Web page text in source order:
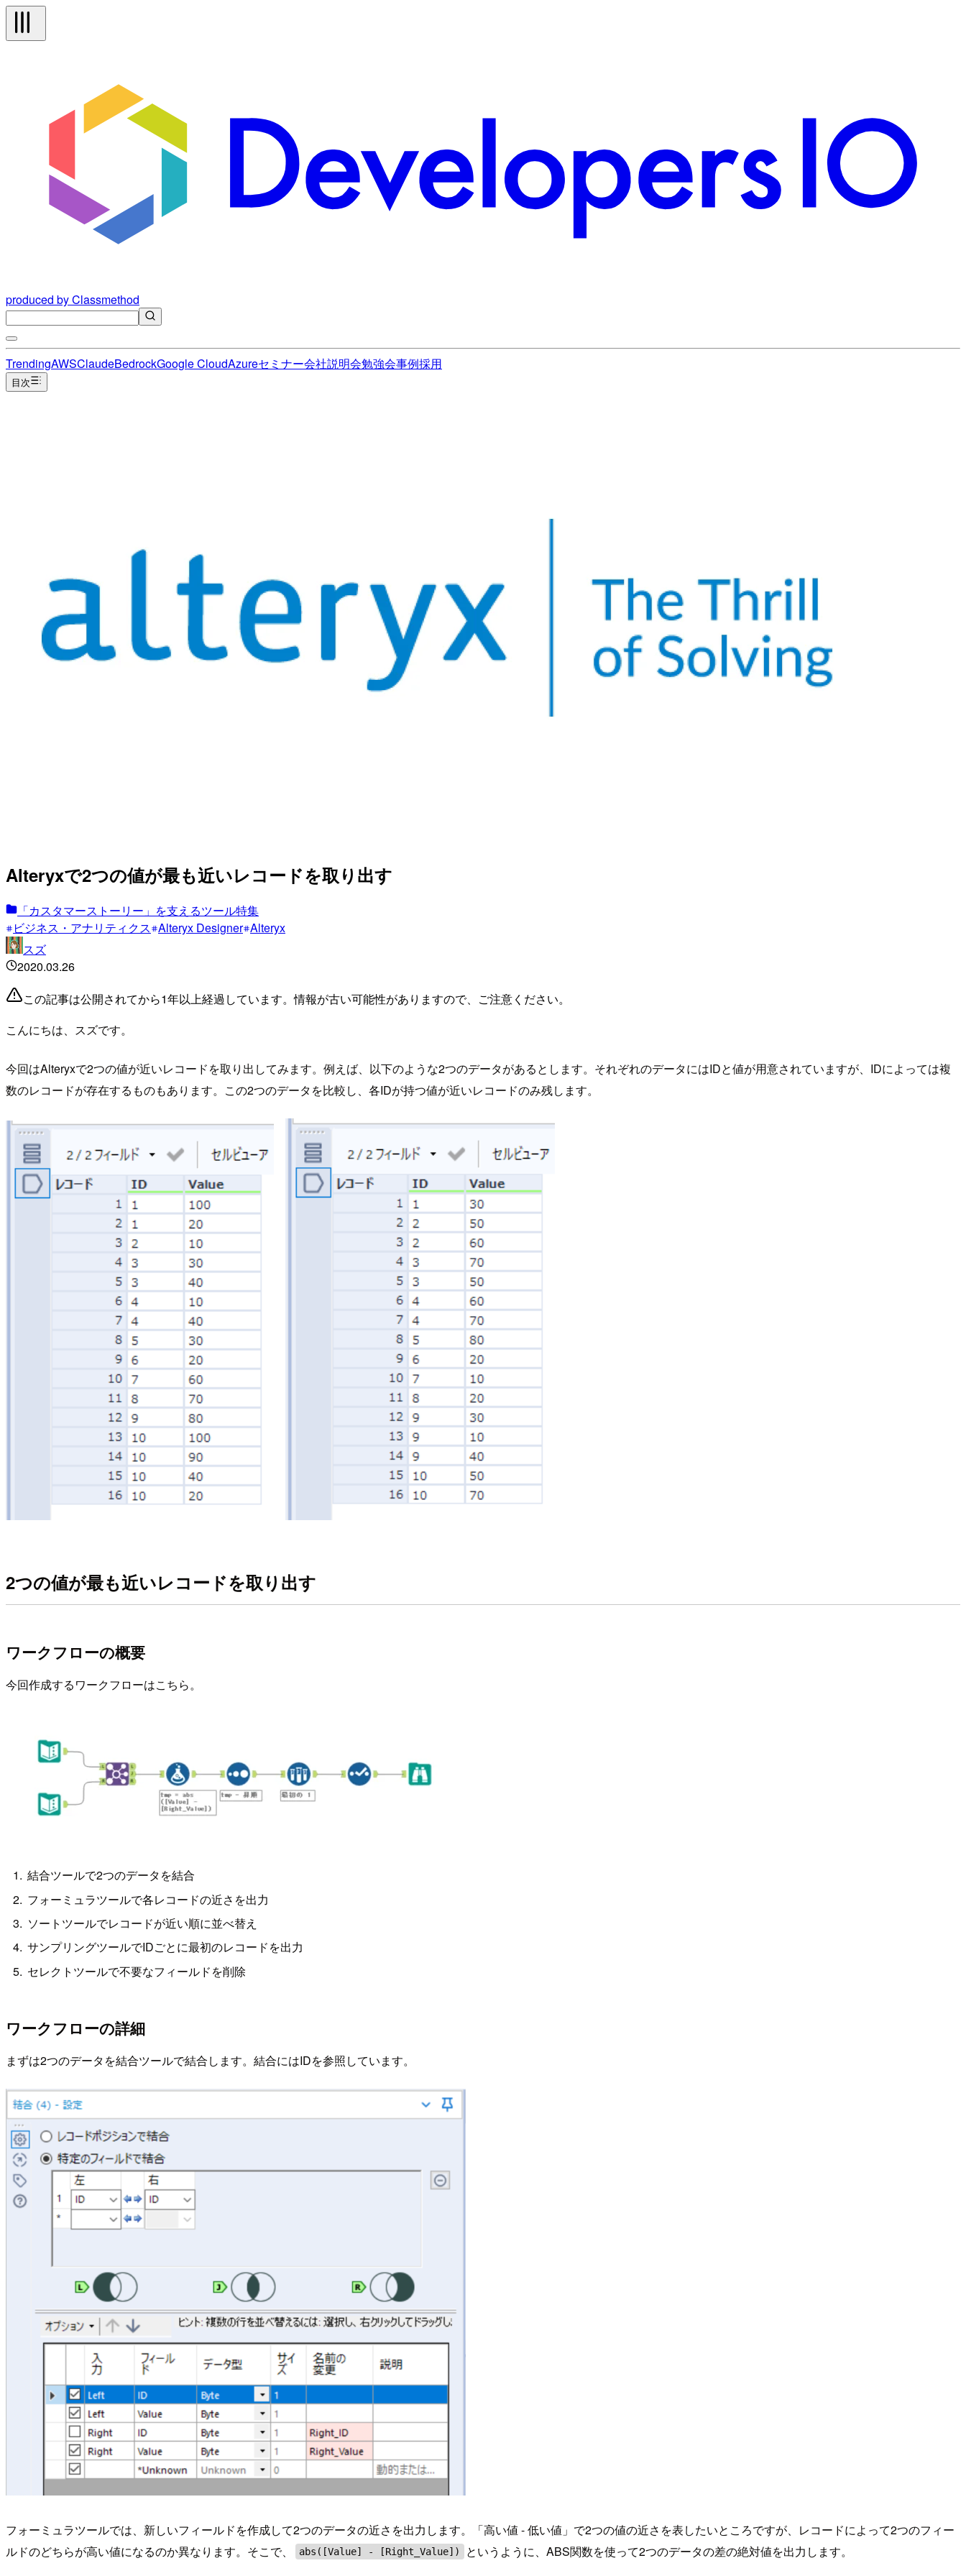
produced by Classmethod
TrendingAWSClaudeBedrockGoogle CloudAzureセミナー会社説明会勉強会事例採用
目次
Alteryxで2つの値が最も近いレコードを取り出す
「カスタマーストーリー」を支えるツール特集
ビジネス・アナリティクス Alteryx Designer Alteryx
スズ
2020.03.26
この記事は公開されてから1年以上経過しています。情報が古い可能性がありますので、ご注意ください。
こんにちは、スズです。
今回はAlteryxで2つの値が近いレコードを取り出してみます。例えば、以下のような2つのデータがあるとします。それぞれのデータにはIDと値が用意されていますが、IDによっては複
数のレコードが存在するものもあります。この2つのデータを比較し、各IDが持つ値が近いレコードのみ残します。
2つの値が最も近いレコードを取り出す
ワークフローの概要
今回作成するワークフローはこちら。
結合ツールで2つのデータを結合
フォーミュラツールで各レコードの近さを出力
ソートツールでレコードが近い順に並べ替え
サンプリングツールでIDごとに最初のレコードを出力
セレクトツールで不要なフィールドを削除
ワークフローの詳細
まずは2つのデータを結合ツールで結合します。結合にはIDを参照しています。
フォーミュラツールでは、新しいフィールドを作成して2つのデータの近さを出力します。「高い値 - 低い値」で2つの値の近さを表したいところですが、レコードによって2つのフィー
ルドのどちらが高い値になるのか異なります。そこで、
abs([Value] - [Right_Value]) というように、ABS関数を使って2つのデータの差の絶対値を出力します。